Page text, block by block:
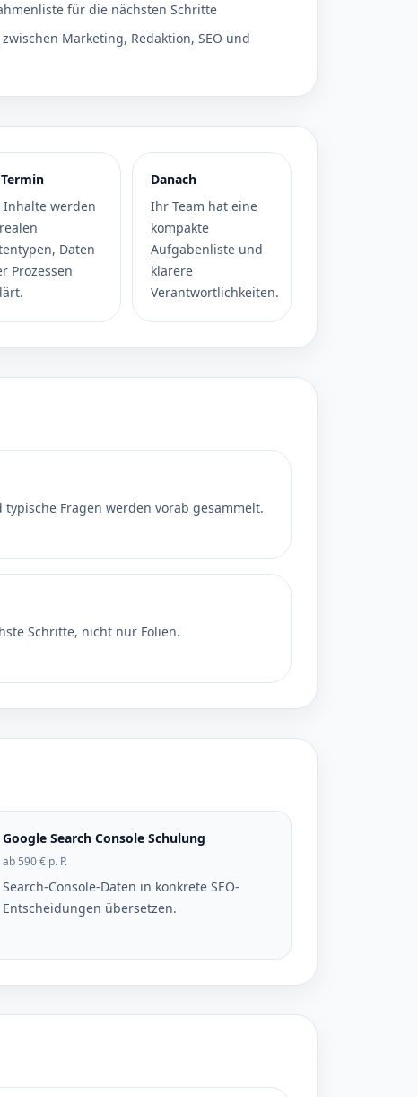
für die nächsten Schritte
Marketing, Redaktion, SEO und
Inhalte werden
Daten
Prozessen
Danach
Ihr Team hat eine
kompakte
Aufgabenliste und
klarere
Verantwortlichkeiten.
Fragen werden vorab gesammelt.
Schritte, nicht nur Folien.
Google Search Console Schulung
ab 590 € p. P.
Search-Console-Daten in konkrete SEO-
Entscheidungen übersetzen.